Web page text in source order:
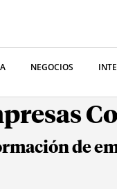
NEGOCIOS
de